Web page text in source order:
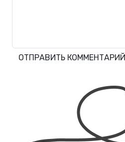
ОТПРАВИТЬ КОММЕНТАРИЙ